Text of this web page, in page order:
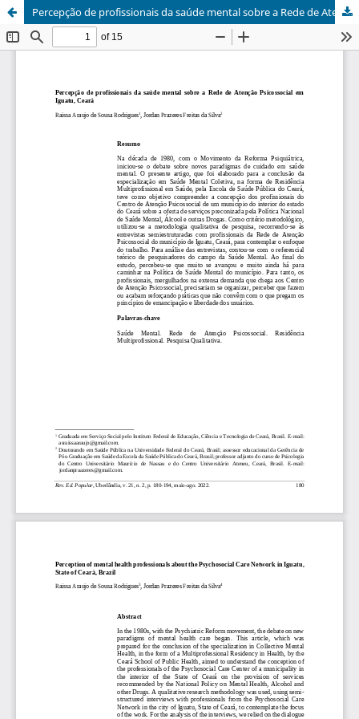
Percepção de profissionais da saúde mental sobre a Rede de Atenção Psicossocial em Iguatu, Ceará